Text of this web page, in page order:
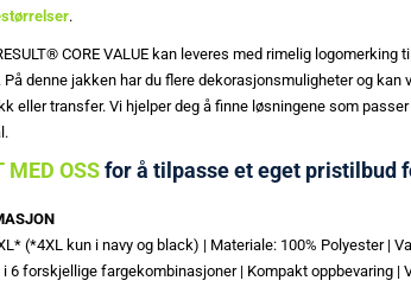
.
CORE VALUE kan leveres med rimelig logomerking
På denne jakken har du flere dekorasjonsmuligheter og kan
eller transfer. Vi hjelper deg å finne løsningene som
MED OSS for å tilpasse et eget pristilbud
(*4XL kun i navy og black) | Materiale: 100% Polyester |
6 forskjellige fargekombinasjoner | Kompakt oppbevaring |